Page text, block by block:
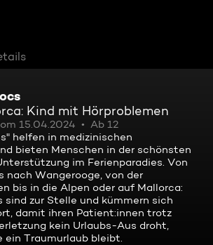
Kind mit Hörproblemen
15.04.2024
Ab 12
helfen in medizinischen
bieten Menschen in der schönsten
im Ferienparadies. Von
nach Wangerooge, von der
bis in die Alpen oder auf Mallorca:
sind zur Stelle und kümmern sich
damit ihren Patient:innen trotz
kein Urlaubs-Aus droht,
ein Traumurlaub bleibt.